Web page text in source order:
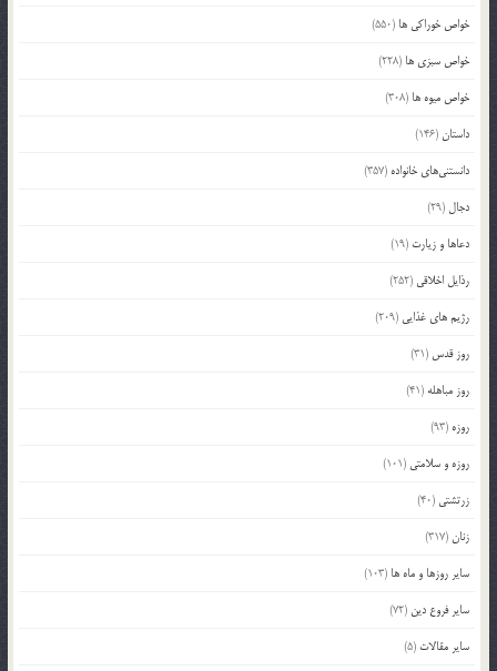
خواص خوراکی ها (550)
خواص سبزی ها (228)
خواص میوه ها (308)
داستان(146)
دانستنی‌های خانواده (357)
دجال (29)
دعاها و زیارت (19)
رذایل اخلاقی (252)
رژیم های غذایی (209)
روز قدس (31)
روز مباهله (41)
روزه (93)
روزه و سلامتی (101)
زرتشتی (40)
زنان(317)
سایر روزها و ماه ها (103)
سایر فروع دین (72)
سایر مقالات (5)